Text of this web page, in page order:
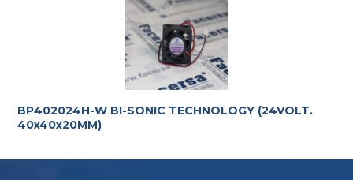
BP402024H-W BI-SONIC TECHNOLOGY (24VOLT.
40x40x20MM)
Te ayudamos con la elección más adecuada
requerimientos.